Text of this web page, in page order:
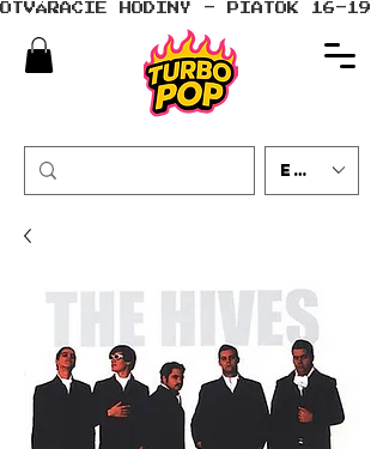
OTVÁRACIE HODINY - PIATOK 16-19
EUR (€)